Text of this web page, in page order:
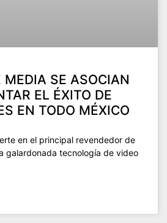
MEDIA SE ASOCIAN
EL ÉXITO DE
EN TODO MÉXICO
en el principal revendedor de
galardonada tecnología de video